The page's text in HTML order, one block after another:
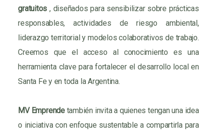
gratuitos, diseñados para sensibilizar sobre prácticas
responsables, actividades de riesgo ambiental,
liderazgo territorial y modelos colaborativos de trabajo.
Creemos que el acceso al conocimiento es una
herramienta clave para fortalecer el desarrollo local en
Santa Fe y en toda la Argentina.
MV Emprende también invita a quienes tengan una idea
o iniciativa con enfoque sustentable a compartirla para